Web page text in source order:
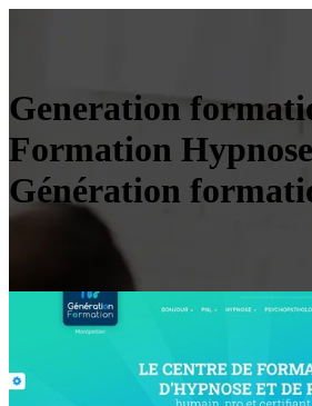
Generation
Formation
Génération